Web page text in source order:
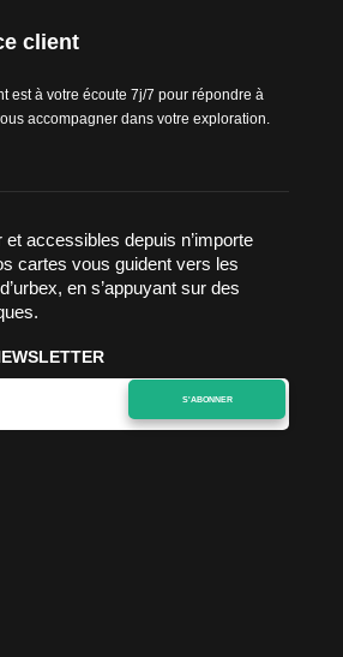
client
est à votre écoute 7j/7 pour répondre à
accompagner dans votre exploration.
et accessibles depuis n’importe
cartes vous guident vers les
en s’appuyant sur des
S'ABONNER